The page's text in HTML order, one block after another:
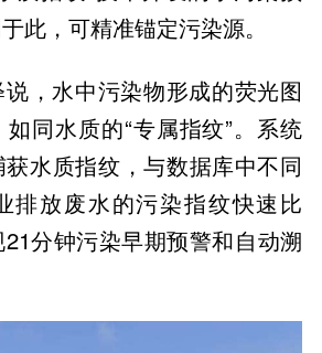
此，可精准锚定污染源。
，水中污染物形成的荧光图
同水质的“专属指纹”。系统
水质指纹，与数据库中不同
排放废水的污染指纹快速比
分钟污染早期预警和自动溯